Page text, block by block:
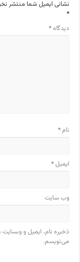
نشانی ایمیل شما منتشر
*
دیدگاه*
نام*
ایمیل*
وب‌ سایت
ذخیره نام، ایمیل و
می‌نویسم.